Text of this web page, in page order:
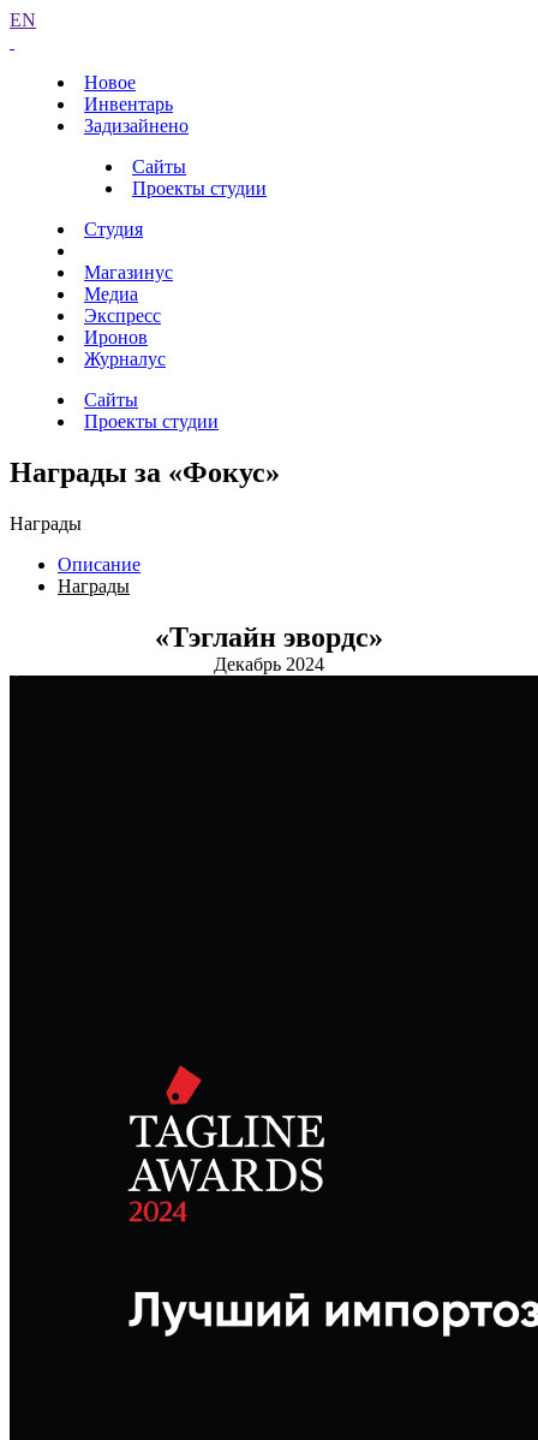
EN
Новое
Инвентарь
Задизайнено
Сайты
Проекты студии
Студия
Магазинус
Медиа
Экспресс
Иронов
Журналус
Сайты
Проекты студии
Награды за «Фокус»
Награды
Описание
Награды
«Тэглайн эвордс»
Декабрь 2024